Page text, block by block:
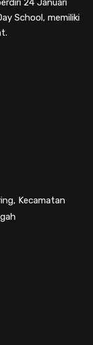
24 Januari
School, memiliki
Kecamatan